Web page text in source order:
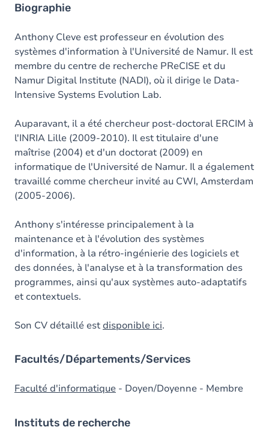
Diplômes
Prix
Biographie
Anthony Cleve est professeur en évolution des
systèmes d'information à l'Université de Namur. Il est
membre du centre de recherche PReCISE et du
Namur Digital Institute (NADI), où il dirige le Data-
Intensive Systems Evolution Lab.
Auparavant, il a été chercheur post-doctoral ERCIM à
l'INRIA Lille (2009-2010). Il est titulaire d'une
maîtrise (2004) et d'un doctorat (2009) en
informatique de l'Université de Namur. Il a également
travaillé comme chercheur invité au CWI, Amsterdam
(2005-2006).
Anthony s'intéresse principalement à la
maintenance et à l'évolution des systèmes
d'information, à la rétro-ingénierie des logiciels et
des données, à l'analyse et à la transformation des
programmes, ainsi qu'aux systèmes auto-adaptatifs
et contextuels.
Son CV détaillé estdisponible ici.
Facultés/Départements/Services
Faculté d'informatique - Doyen/Doyenne - Membre
Instituts de recherche